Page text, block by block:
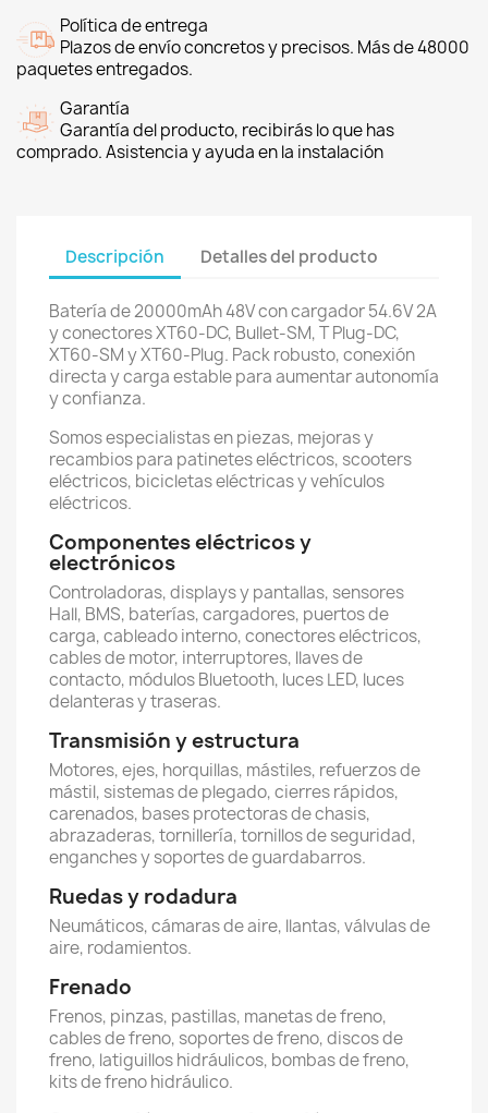
Política de entrega
Plazos de envío concretos y precisos. Más de 48000
paquetes entregados.
Garantía
Garantía del producto, recibirás lo que has
comprado. Asistencia y ayuda en la instalación
Descripción Detalles del producto
Batería de 20000mAh 48V con cargador 54.6V 2A
y conectores XT60-DC, Bullet-SM, T Plug-DC,
XT60-SM y XT60-Plug. Pack robusto, conexión
directa y carga estable para aumentar autonomía
y confianza.
Somos especialistas en piezas, mejoras y
recambios para patinetes eléctricos, scooters
eléctricos, bicicletas eléctricas y vehículos
eléctricos.
Componentes eléctricos y
electrónicos
Controladoras, displays y pantallas, sensores
Hall, BMS, baterías, cargadores, puertos de
carga, cableado interno, conectores eléctricos,
cables de motor, interruptores, llaves de
contacto, módulos Bluetooth, luces LED, luces
delanteras y traseras.
Transmisión y estructura
Motores, ejes, horquillas, mástiles, refuerzos de
mástil, sistemas de plegado, cierres rápidos,
carenados, bases protectoras de chasis,
abrazaderas, tornillería, tornillos de seguridad,
enganches y soportes de guardabarros.
Ruedas y rodadura
Neumáticos, cámaras de aire, llantas, válvulas de
aire, rodamientos.
Frenado
Frenos, pinzas, pastillas, manetas de freno,
cables de freno, soportes de freno, discos de
freno, latiguillos hidráulicos, bombas de freno,
kits de freno hidráulico.